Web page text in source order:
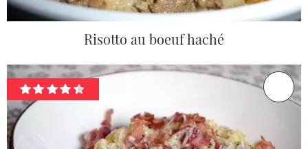
Risotto au boeuf haché